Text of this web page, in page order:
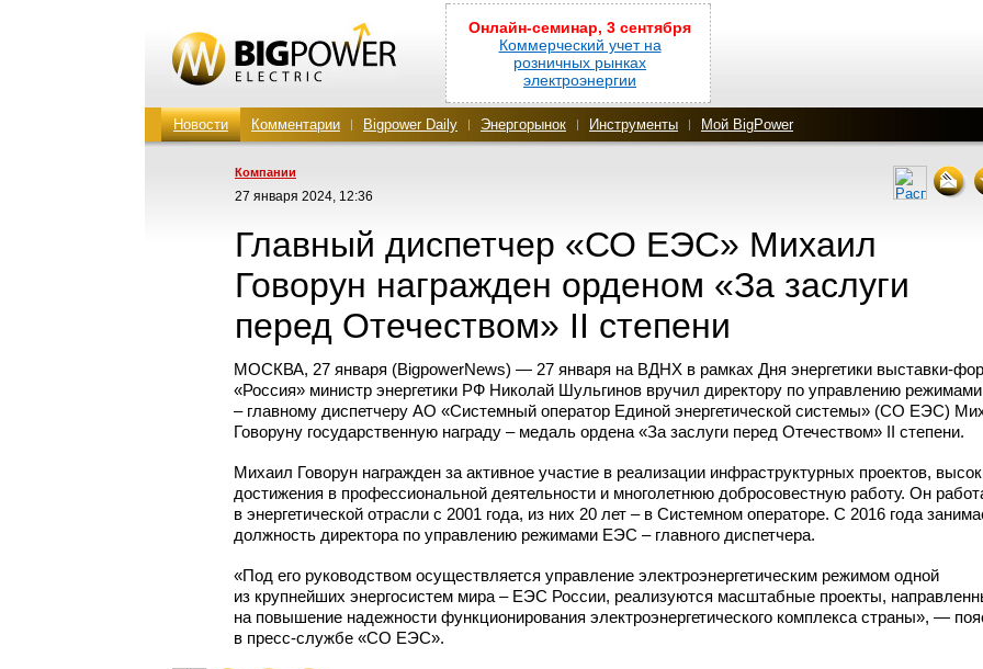
Онлайн-семинар, 3 сентября
Коммерческий учет на
розничных рынках
электроэнергии
Новости Комментарии Bigpower Daily Энергорынок Инструменты Мой BigPower
Компании
27 января 2024, 12:36
Главный диспетчер «СО ЕЭС» Михаил
Говорун награжден орденом «За заслуги
перед Отечеством» II степени
МОСКВА, 27 января (BigpowerNews) — 27 января на ВДНХ в рамках Дня энергетики выставки-
«Россия» министр энергетики РФ Николай Шульгинов вручил директору по управлению
– главному диспетчеру АО «Системный оператор Единой энергетической системы» (СО ЕЭС)
Говоруну государственную награду – медаль ордена «За заслуги перед Отечеством» II степени.
Михаил Говорун награжден за активное участие в реализации инфраструктурных проектов,
достижения в профессиональной деятельности и многолетнюю добросовестную работу. Он
в энергетической отрасли с 2001 года, из них 20 лет – в Системном операторе. С 2016 года
должность директора по управлению режимами ЕЭС – главного диспетчера.
«Под его руководством осуществляется управление электроэнергетическим режимом одной
из крупнейших энергосистем мира – ЕЭС России, реализуются масштабные проекты,
на повышение надежности функционирования электроэнергетического комплекса страны», —
в пресс-службе «СО ЕЭС».